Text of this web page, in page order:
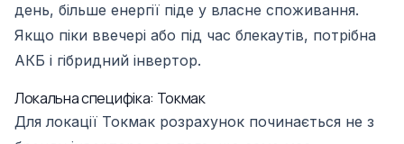
день, більше енергії піде у власне споживання.
Якщо піки ввечері або під час блекаутів, потрібна
АКБ і гібридний інвертор.
Локальна специфіка: Токмак
Для локації Токмак розрахунок починається не з